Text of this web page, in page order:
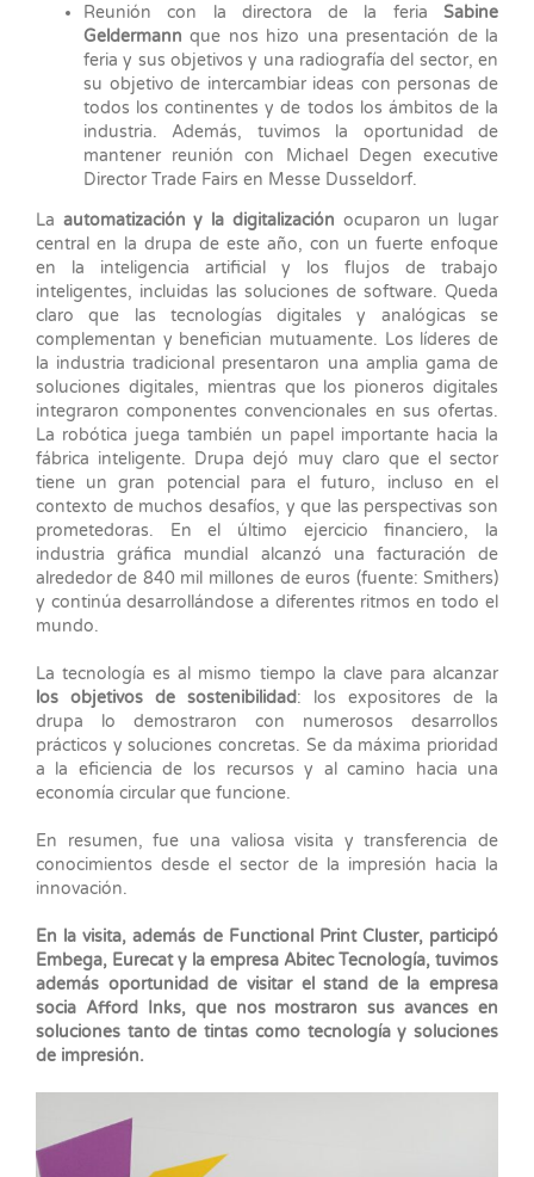
Reunión con la directora de la feriaSabine
Geldermann que nos hizo una presentación de la
feria y sus objetivos y una radiografía del sector, en
su objetivo de intercambiar ideas con personas de
todos los continentes y de todos los ámbitos de la
industria. Además, tuvimos la oportunidad de
mantener reunión con Michael Degen executive
Director Trade Fairs en Messe Dusseldorf.
La automatización y la digitalización ocuparon un lugar
central en la drupa de este año, con un fuerte enfoque
en la inteligencia artificial y los flujos de trabajo
inteligentes, incluidas las soluciones de software. Queda
claro que las tecnologías digitales y analógicas se
complementan y benefician mutuamente. Los líderes de
la industria tradicional presentaron una amplia gama de
soluciones digitales, mientras que los pioneros digitales
integraron componentes convencionales en sus ofertas.
La robótica juega también un papel importante hacia la
fábrica inteligente. Drupa dejó muy claro que el sector
tiene un gran potencial para el futuro, incluso en el
contexto de muchos desafíos, y que las perspectivas son
prometedoras. En el último ejercicio financiero, la
industria gráfica mundial alcanzó una facturación de
alrededor de 840 mil millones de euros (fuente: Smithers)
y continúa desarrollándose a diferentes ritmos en todo el
mundo.
La tecnología es al mismo tiempo la clave para alcanzar
los objetivos de sostenibilidad: los expositores de la
drupa lo demostraron con numerosos desarrollos
prácticos y soluciones concretas. Se da máxima prioridad
a la eficiencia de los recursos y al camino hacia una
economía circular que funcione.
En resumen, fue una valiosa visita y transferencia de
conocimientos desde el sector de la impresión hacia la
innovación.
En la visita, además de Functional Print Cluster, participó
Embega, Eurecat y la empresa Abitec Tecnología, tuvimos
además oportunidad de visitar el stand de la empresa
socia Afford Inks, que nos mostraron sus avances en
soluciones tanto de tintas como tecnología y soluciones
de impresión.